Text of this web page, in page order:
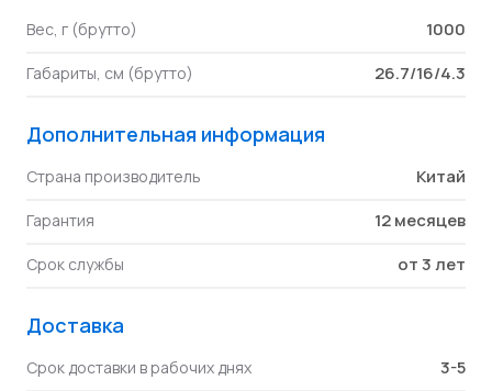
Вес, г (брутто) 1000
Габариты, см (брутто) 26.7/16/4.3
Дополнительная информация
Страна производитель Китай
Гарантия 12 месяцев
Срок службы от 3 лет
Доставка
Срок доставки в рабочих днях 3-5